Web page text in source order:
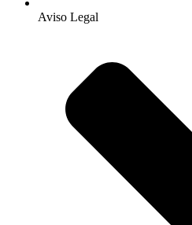
Aviso Legal